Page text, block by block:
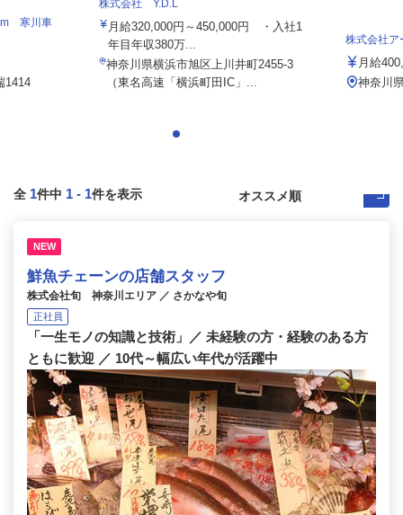
寒川車
1414
株式会社 Y.D.L
月給320,000円～450,000円 ・⼊社1
年目年収380万...
神奈川県横浜市旭区上川井町2455-3
（東名⾼速「横浜町⽥IC」...
株式会社ア
月給
神奈川
全 1件中 1 - 1件を表示
NEW
鮮魚チェーンの店舗スタッフ
株式会社旬 神奈川エリア ／ さかなや旬
正社員
「一生モノの知識と技術」／ 未経験の方・経験のある方
ともに歓迎 ／ 10代～幅広い年代が活躍中